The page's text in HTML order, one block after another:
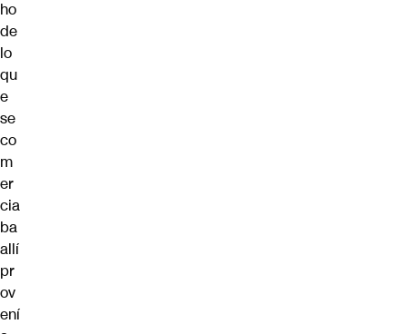
ho
de
lo
qu
e
se
co
m
er
cia
ba
allí
pr
ov
ení